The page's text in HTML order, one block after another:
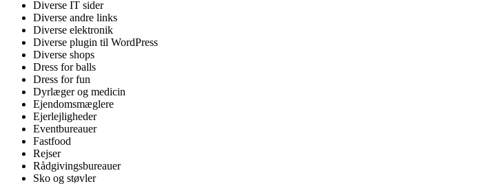
Diverse IT sider
Diverse andre links
Diverse elektronik
Diverse plugin til WordPress
Diverse shops
Dress for balls
Dress for fun
Dyrlæger og medicin
Ejendomsmæglere
Ejerlejligheder
Eventbureauer
Fastfood
Rejser
Rådgivingsbureauer
Sko og støvler